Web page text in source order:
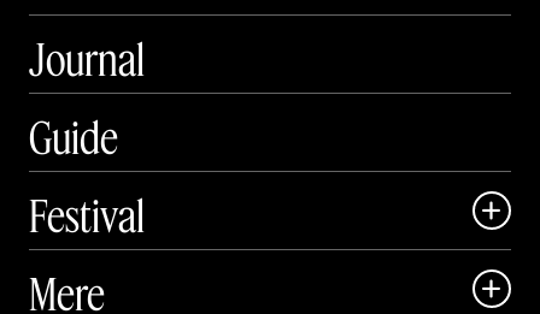
Journal
Guide
Festival

 Art Matter Festival
Mere 